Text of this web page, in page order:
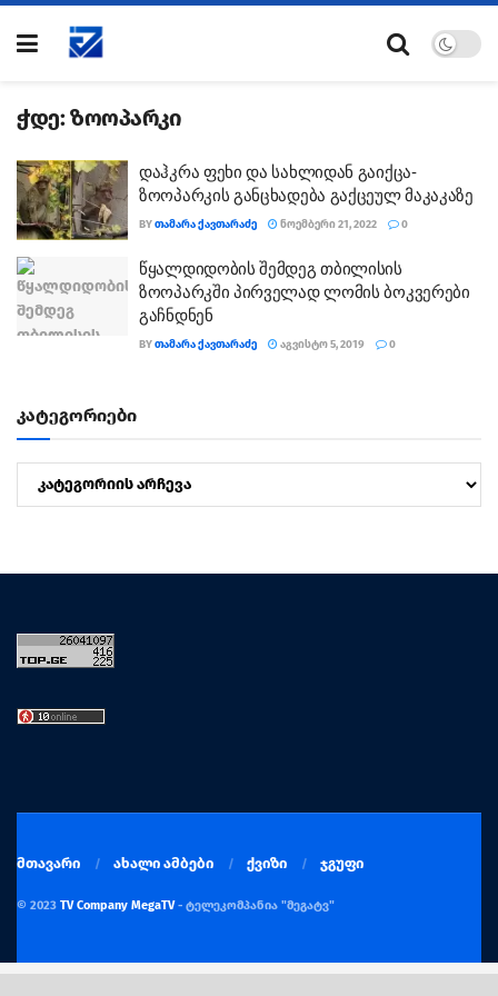
ჭდე:ზოოპარკი
დაჰკრა ფეხი და სახლიდან გაიქცა-
ზოოპარკის განცხადება გაქცეულ მაკაკაზე
BYᲗᲐᲛᲐᲠᲐ ᲥᲐᲕᲗᲐᲠᲐᲫᲔ ᲜᲝᲔᲛᲑᲔᲠᲘ 21, 2022 0
წყალდიდობის შემდეგ თბილისის
ზოოპარკში პირველად ლომის ბოკვერები
გაჩნდნენ
BYᲗᲐᲛᲐᲠᲐ ᲥᲐᲕᲗᲐᲠᲐᲫᲔ ᲐᲒᲕᲘᲡᲢᲝ 5, 2019 0
კატეგორიები
კატეგორიები
მთავარი ახალი ამბები ქვიზი ჯგუფი
© 2023 TV Company MegaTV- ტელეკომპანია "მეგატვ"